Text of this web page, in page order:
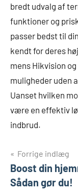
bredt udvalg af
funktioner og
passer bedst til
kendt for deres
mens Hikvision
muligheder uden
Uanset hvilken
være en effektiv
indbrud.
Forrige indlæg
Boost din
Sådan gør du!